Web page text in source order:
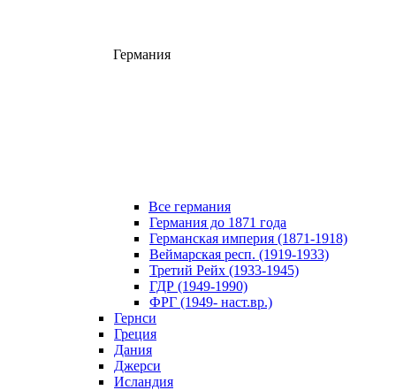
Германия
Все германия
Германия до 1871 года
Германская империя (1871-1918)
Веймарская респ. (1919-1933)
Третий Рейх (1933-1945)
ГДР (1949-1990)
ФРГ (1949- наст.вр.)
Гернси
Греция
Дания
Джерси
Исландия